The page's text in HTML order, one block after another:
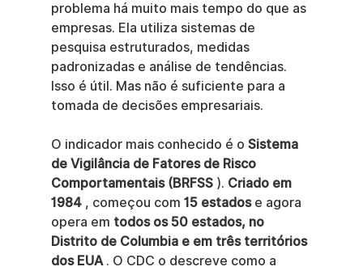
problema há muito mais tempo do que as
empresas. Ela utiliza sistemas de
pesquisa estruturados, medidas
padronizadas e análise de tendências.
Isso é útil. Mas não é suficiente para a
tomada de decisões empresariais.
O indicador mais conhecido é o Sistema
de Vigilância de Fatores de Risco
Comportamentais (BRFSS ). Criado em
1984 , começou com 15 estados e agora
opera em todos os 50 estados, no
Distrito de Columbia e em três territórios
dos EUA . O CDC o descreve como a